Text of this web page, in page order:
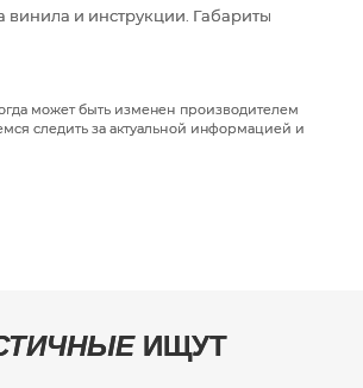
винила и инструкции. Габариты
может быть изменен производителем
следить за актуальной информацией и
ИЩУТ